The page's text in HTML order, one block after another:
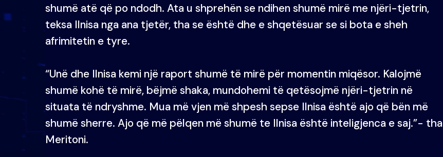
shumë atë që po ndodh. Ata u shprehën se ndihen shumë mirë me njëri-tjetrin,
teksa Ilnisa nga ana tjetër, tha se është dhe e shqetësuar se si bota e sheh
afrimitetin e tyre.
“Unë dhe Ilnisa kemi një raport shumë të mirë për momentin miqësor. Kalojmë
shumë kohë të mirë, bëjmë shaka, mundohemi të qetësojmë njëri-tjetrin në
situata të ndryshme. Mua më vjen më shpesh sepse Ilnisa është ajo që bën më
shumë sherre. Ajo që më pëlqen më shumë te Ilnisa është inteligjenca e saj.”- tha
Meritoni.